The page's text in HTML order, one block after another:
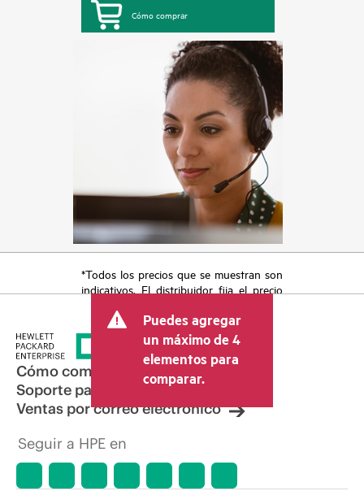
Cómo comprar
*Todos los precios que se muestran son
indicativos. El distribuidor fija el precio
otros conceptos, como los impuestos a
la venta, el IVA y el envío. El precio de la
transacción que establece el distribuidor
puede variar con respecto a otros
distribuidores y al precio indicativo
mostrado. El precio indicativo puede
incluir ofertas promocionales por tiempo
hacer ajustes de precios en cualquier
momento por motivos que incluyen, a
Puedes agregar
un máximo de 4
elementos para
comparar.
Cómo comprar
Soporte para productos
Ventas por correo electrónico
Seguir a HPE en